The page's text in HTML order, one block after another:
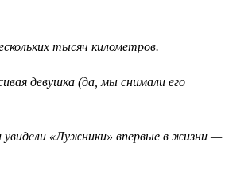
тысяч километров.
девушка (да, мы снимали его
увидели «Лужники» впервые в жизни —